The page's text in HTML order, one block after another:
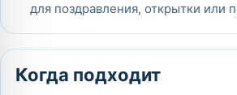
для поздравления, открытки или
Когда подходит